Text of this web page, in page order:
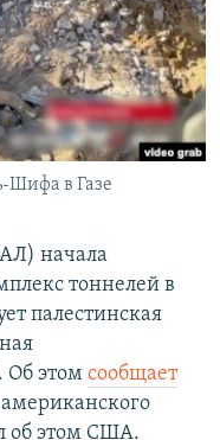
Шифа в Газе
начала
тоннелей в
палестинская
Об этом сообщает
об этом США.